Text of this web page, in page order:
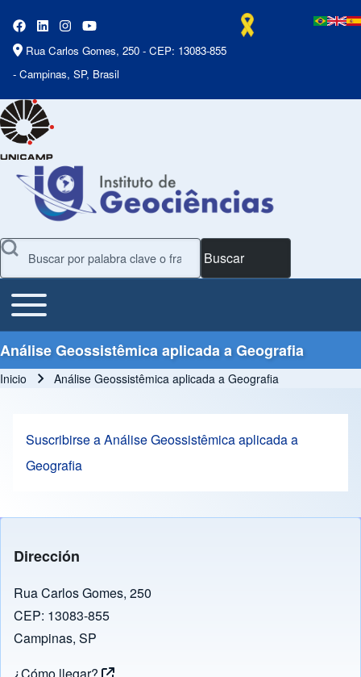
Rua Carlos Gomes, 250 - CEP: 13083-855
- Campinas, SP, Brasil
Buscar
Main Menu
Toggle main menu
Análise Geossistêmica aplicada a Geografia
Inicio Análise Geossistêmica aplicada a Geografia
Suscribirse a Análise Geossistêmica aplicada a
Geografia
Dirección
Rua Carlos Gomes, 250
CEP: 13083-855
Campinas, SP
¿Cómo llegar?